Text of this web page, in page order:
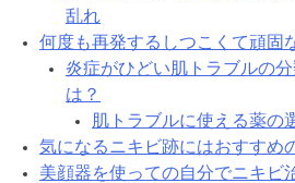
乱れ
何度も再発するしつこくて頑固
炎症がひどい肌トラブルの
は？
肌トラブルに使える薬の
気になるニキビ跡にはおすすめ
美顔器を使っての自分でニキビ